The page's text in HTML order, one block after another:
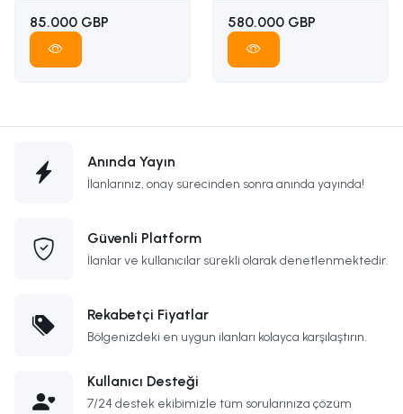
85.000 GBP 580.000 GBP
Anında Yayın
İlanlarınız, onay sürecinden sonra anında yayında!
Güvenli Platform
İlanlar ve kullanıcılar sürekli olarak denetlenmektedir.
Rekabetçi Fiyatlar
Bölgenizdeki en uygun ilanları kolayca karşılaştırın.
Kullanıcı Desteği
7/24 destek ekibimizle tüm sorularınıza çözüm